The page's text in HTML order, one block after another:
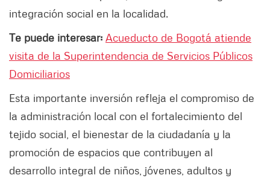
integración social en la localidad.
Te puede interesar: Acueducto de Bogotá atiende
visita de la Superintendencia de Servicios Públicos
Domiciliarios
Esta importante inversión refleja el compromiso de
la administración local con el fortalecimiento del
tejido social, el bienestar de la ciudadanía y la
promoción de espacios que contribuyen al
desarrollo integral de niños, jóvenes, adultos y